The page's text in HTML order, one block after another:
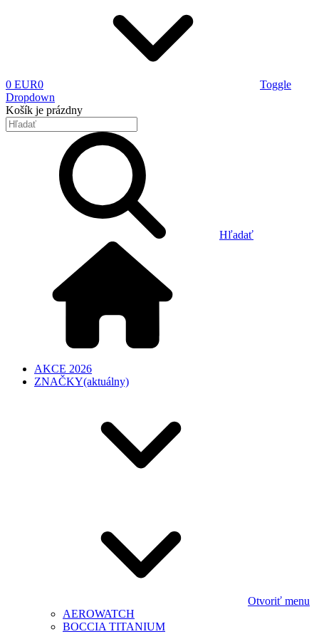
0 EUR0
Toggle
Dropdown
Košík je prázdny
Hľadať
AKCE 2026
ZNAČKY(aktuálny)
Otvoriť menu
AEROWATCH
BOCCIA TITANIUM